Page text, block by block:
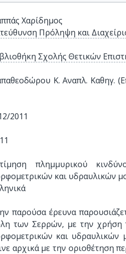
Χαρίδημος
Πρόληψη και
Σχολής Θετικών
Κ. Αναπλ. Καθηγ.
2011
πλημμυρικού
και υδραυλικών
παρούσα έρευνα
των Σερρών, με την χρήση
και υδραυλικών
αρχικά με την οριοθέτηση